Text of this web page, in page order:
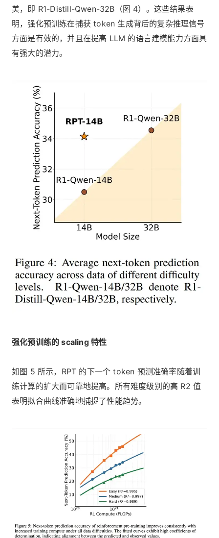
美，即 R1-Distill-Qwen-32B（图 4）。这些结果表
明，强化预训练在捕获 token 生成背后的复杂推理信号
方面是有效的，并且在提高 LLM 的语言建模能力方面具
有强大的潜力。
强化预训练的 scaling 特性
如图 5 所示，RPT 的下一个 token 预测准确率随着训
练计算的扩大而可靠地提高。所有难度级别的高 R2 值
表明拟合曲线准确地捕捉了性能趋势。